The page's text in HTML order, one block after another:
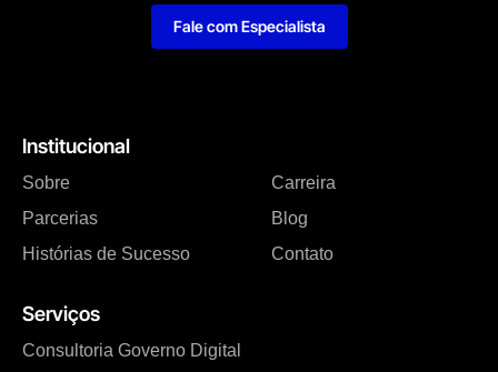
Institucional
Sobre
Parcerias
Histórias de Sucesso
Carreira
Blog
Contato
Serviços
Consultoria Governo Digital
Fale com Especialista